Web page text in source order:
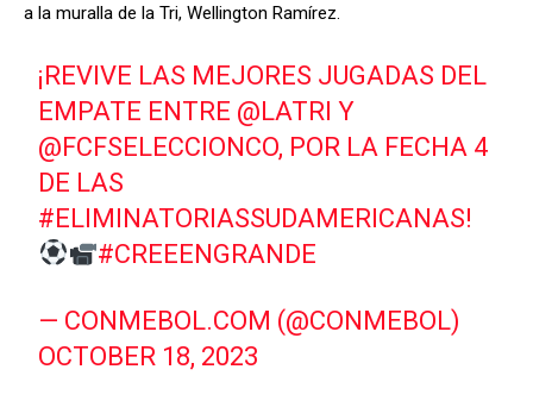
a la muralla de la Tri, Wellington Ramírez.
¡REVIVE LAS MEJORES JUGADAS DEL
EMPATE ENTRE @LATRI Y
@FCFSELECCIONCO, POR LA FECHA 4
DE LAS
#ELIMINATORIASSUDAMERICANAS!
#CREEENGRANDE
— CONMEBOL.COM (@CONMEBOL)
OCTOBER 18, 2023